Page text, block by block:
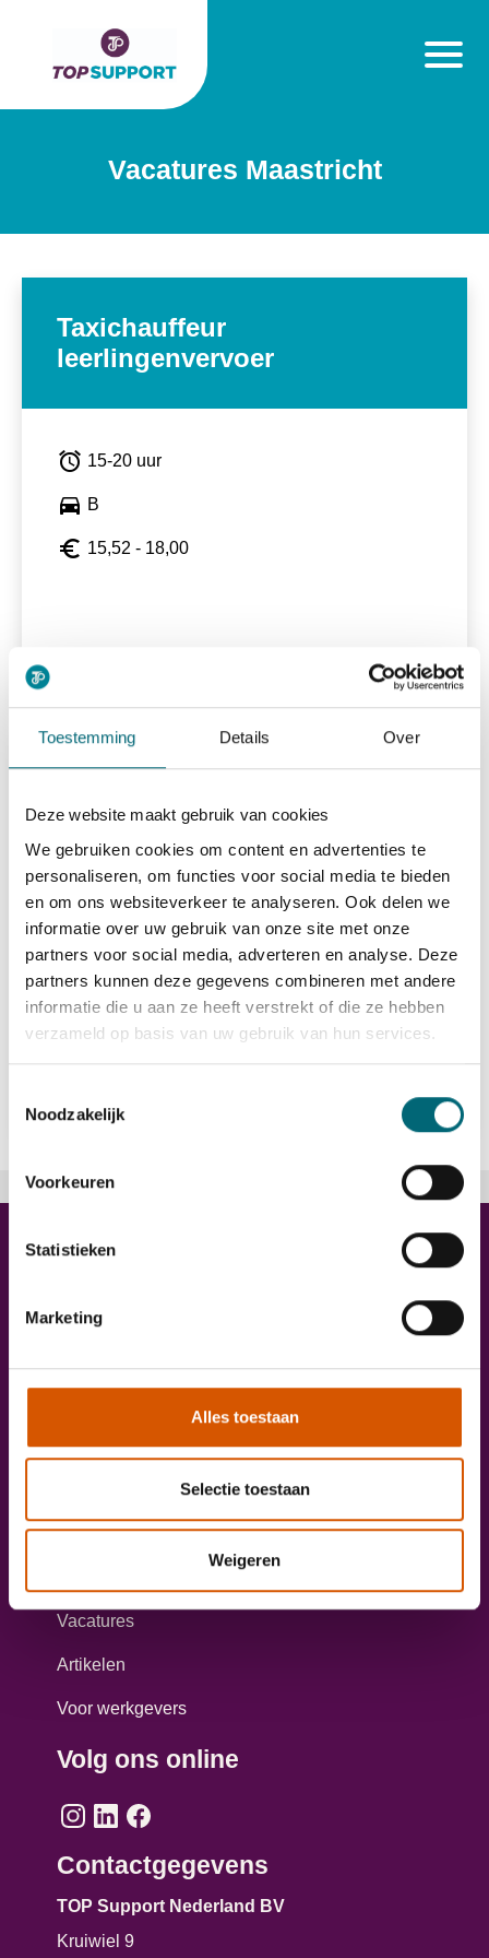
Toestemming Details Over
Deze website maakt gebruik van cookies
We gebruiken cookies om content en advertenties te
personaliseren, om functies voor social media te bieden
en om ons websiteverkeer te analyseren. Ook delen we
informatie over uw gebruik van onze site met onze
partners voor social media, adverteren en analyse. Deze
partners kunnen deze gegevens combineren met andere
informatie die u aan ze heeft verstrekt of die ze hebben
verzameld op basis van uw gebruik van hun services.
Noodzakelijk
Voorkeuren
Statistieken
Marketing
Alles toestaan
Selectie toestaan
Weigeren
Vacatures Maastricht
Taxichauffeur
leerlingenvervoer
alarm 15-20 uur
directions_car B
euro_symbol 15,52 - 18,00
alarm 15-40 uur
directions_car Rijbewijs B
Onze diensten
Taxichauffeur worden?
Aanmelden opleiding personenvervoer
Vacatures
Artikelen
Voor werkgevers
Volg ons online
Contactgegevens
TOP Support Nederland BV
Kruiwiel 9